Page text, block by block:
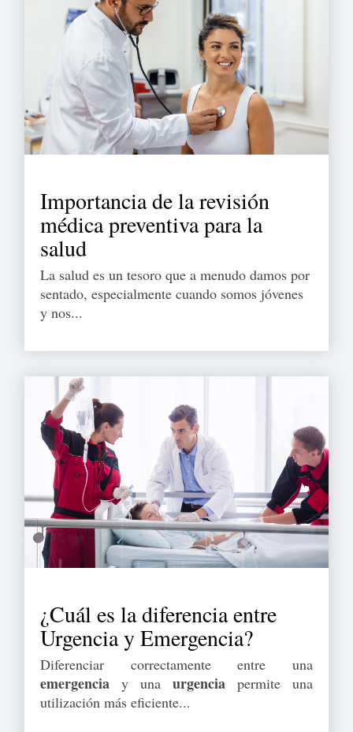
Importancia de la revisión
médica preventiva para la
salud
La salud es un tesoro que a menudo damos por
sentado, especialmente cuando somos jóvenes
y nos...
¿Cuál es la diferencia entre
Urgencia y Emergencia?
Diferenciar correctamente entre una
emergencia y una urgencia permite una
utilización más eficiente...